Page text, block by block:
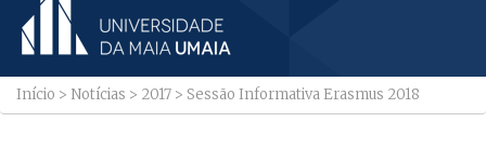
Início > Notícias > 2017 > Sessão Informativa Erasmus 2018